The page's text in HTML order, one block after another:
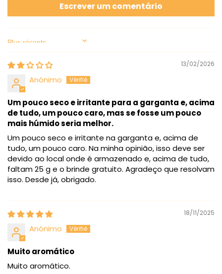
Escrever um comentário
Sort by
13/02/2026
Anónimo
Um pouco seco e irritante para a garganta e, acima
de tudo, um pouco caro, mas se fosse um pouco
mais húmido seria melhor.
Um pouco seco e irritante na garganta e, acima de
tudo, um pouco caro. Na minha opinião, isso deve ser
devido ao local onde é armazenado e, acima de tudo,
faltam 25 g e o brinde gratuito. Agradeço que resolvam
isso. Desde já, obrigado.
18/11/2025
Anónimo
Muito aromático
Muito aromático.